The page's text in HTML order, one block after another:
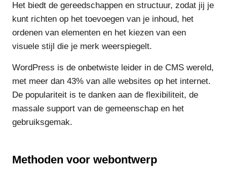
Het biedt de gereedschappen en structuur, zodat jij je
kunt richten op het toevoegen van je inhoud, het
ordenen van elementen en het kiezen van een
visuele stijl die je merk weerspiegelt.
WordPress is de onbetwiste leider in de CMS wereld,
met meer dan 43% van alle websites op het internet.
De populariteit is te danken aan de flexibiliteit, de
massale support van de gemeenschap en het
gebruiksgemak.
Methoden voor webontwerp